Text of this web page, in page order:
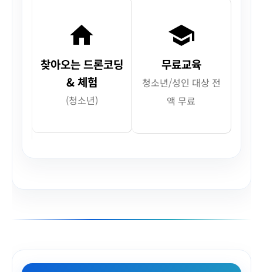
home
찾아오는 드론코딩
& 체험
(청소년)
school
무료교육
청소년/성인 대상 전
액 무료